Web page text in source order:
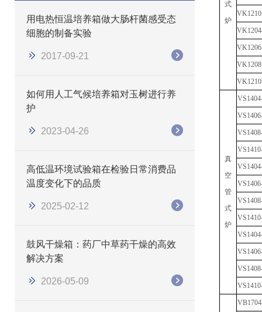
用电热恒温培养箱做大肠杆菌感受态
细胞的制备实验
2017-09-21
如何用人工气候培养箱对玉树进行养
护
2023-04-26
高低温环境试验箱在检验日常消费品
温度变化下的品质
2025-02-12
鼓风干燥箱：药厂中草药干燥的高效
解决方案
2026-05-09
式
炉
V
V
V
V
V
真
空
管
式
炉
V
V
V
VS
VS
VS
VS
VS
VS
VS
VS
VS
VB